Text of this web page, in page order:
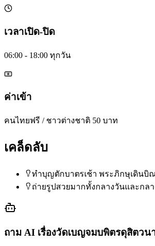
เวลาเปิด-ปิด
06:00 - 18:00 ทุกวัน
ค่าเข้า
คนไทยฟรี / ชาวต่างชาติ 50 บาท
เคล็ดลับ
ทำบุญตักบาตรเช้า พระภิกษุเดินบิ
ถ่ายรูปสวยมากทั้งกลางวันและกล
ถาม AI เรื่องวัดเบญจมบพิตรดุสิตวน